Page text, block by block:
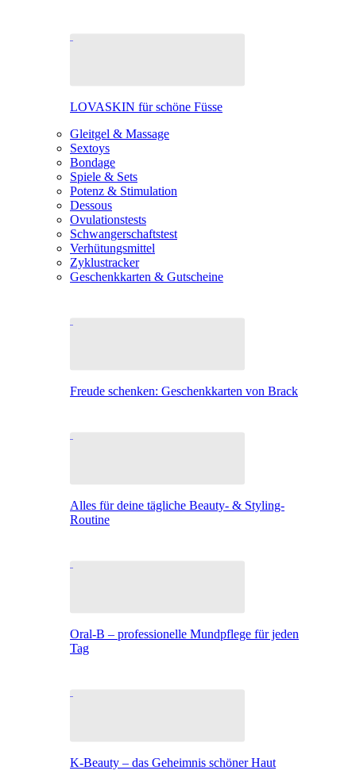
LOVASKIN für schöne Füsse
Gleitgel & Massage
Sextoys
Bondage
Spiele & Sets
Potenz & Stimulation
Dessous
Ovulationstests
Schwangerschaftstest
Verhütungsmittel
Zyklustracker
Geschenkkarten & Gutscheine
Freude schenken: Geschenkkarten von Brack
Alles für deine tägliche Beauty- & Styling-
Routine
Oral-B – professionelle Mundpflege für jeden
Tag
K-Beauty – das Geheimnis schöner Haut